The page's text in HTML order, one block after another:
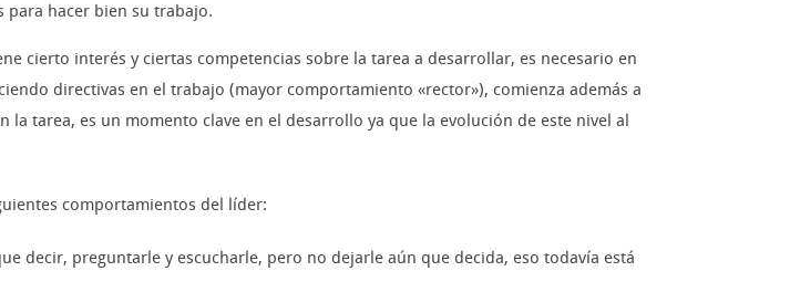
para hacer bien su trabajo.
cierto interés y ciertas competencias sobre la tarea a desarrollar, es necesario en
directivas en el trabajo (mayor comportamiento «rector»), comienza además a
tarea, es un momento clave en el desarrollo ya que la evolución de este nivel al
comportamientos del líder:
decir, preguntarle y escucharle, pero no dejarle aún que decida, eso todavía está